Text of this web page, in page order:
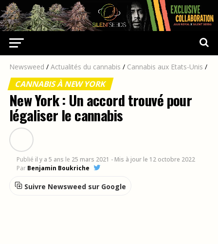
Newsweed / Actualités du cannabis / Cannabis aux Etats-Unis /
CANNABIS À NEW YORK
New York : Un accord trouvé pour
légaliser le cannabis
Publié il y a 5 ans le 25 mars 2021 - Mis à jour le 12 octobre 2022
Par Benjamin Boukriche
Suivre Newsweed sur Google